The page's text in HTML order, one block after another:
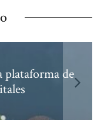
plataforma de